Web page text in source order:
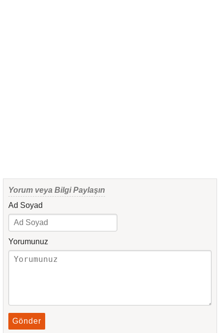
Yorum veya Bilgi Paylaşın
Ad Soyad
Yorumunuz
Gönder